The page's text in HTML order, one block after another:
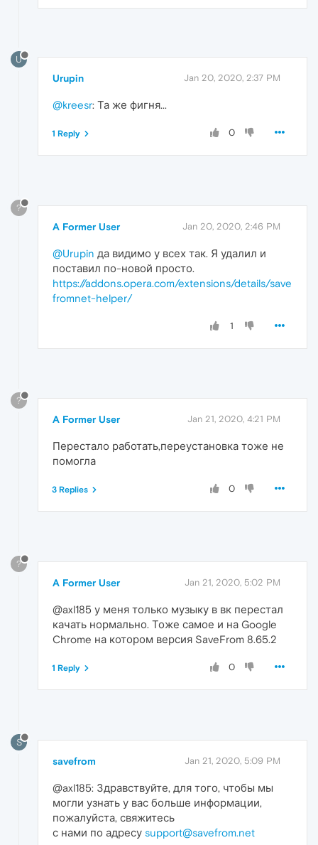
U
Urupin Jan 20, 2020, 2:37 PM
@kreesr: Та же фигня...
0
1 Reply
?
A Former User Jan 20, 2020, 2:46 PM
@Urupin да видимо у всех так. Я удалил и
поставил по-новой просто.
https://addons.opera.com/extensions/details/save
fromnet-helper/
1
?
A Former User Jan 21, 2020, 4:21 PM
Перестало работать,переустановка тоже не
помогла
0
3 Replies
?
A Former User Jan 21, 2020, 5:02 PM
@axl185 у меня только музыку в вк перестал
качать нормально. Тоже самое и на Google
Chrome на котором версия SaveFrom 8.65.2
0
1 Reply
S
savefrom Jan 21, 2020, 5:09 PM
@axl185: Здравствуйте, для того, чтобы мы
могли узнать у вас больше информации,
пожалуйста, свяжитесь
с нами по адресу support@savefrom.net